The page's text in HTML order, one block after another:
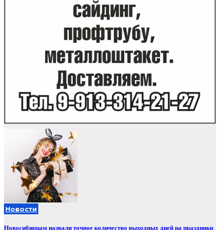
Новости
Новосибирцам назвали точное количество выходных дней на праздники